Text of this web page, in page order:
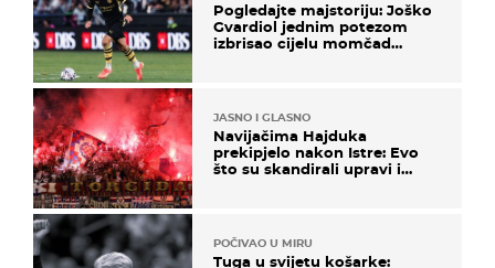
Pogledajte majstoriju: Joško
Gvardiol jednim potezom
izbrisao cijelu momčad
JASNO I GLASNO
Navijačima Hajduka
prekipjelo nakon Istre: Evo
što su skandirali upravi i
POČIVAO U MIRU
Tuga u svijetu košarke: